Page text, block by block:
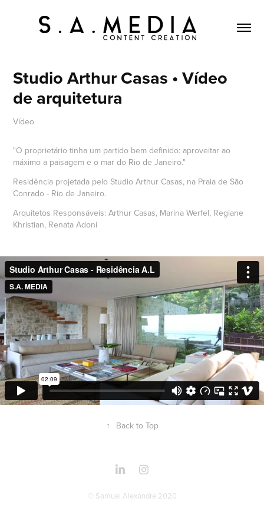
Studio Arthur Casas • Vídeo
de arquitetura
Vídeo
"O proprietário tinha um partido bem definido: aproveitar ao
máximo a paisagem e o mar do Rio de Janeiro."
Residência projetada pelo Studio Arthur Casas, na Praia de São
Conrado - Rio de Janeiro.
Arquitetos Responsáveis: Arthur Casas, Marina Werfel, Regiane
Khristian, Renata Adoni
↑ Back to Top
© Samuel Alexandre 2020